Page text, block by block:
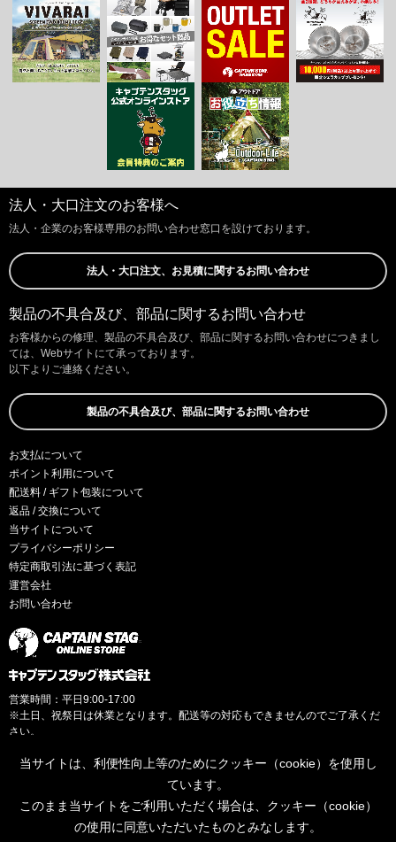
法人・大口注文のお客様へ
法人・企業のお客様専用のお問い合わせ窓口を設けております。
法人・大口注文、お見積に関するお問い合わせ
製品の不具合及び、部品に関するお問い合わせ
お客様からの修理、製品の不具合及び、部品に関するお問い合わせにつきまし
ては、Webサイトにて承っております。
以下よりご連絡ください。
製品の不具合及び、部品に関するお問い合わせ
お支払について
ポイント利用について
配送料 / ギフト包装について
返品 / 交換について
当サイトについて
プライバシーポリシー
特定商取引法に基づく表記
運営会社
お問い合わせ
営業時間：平日9:00-17:00
※土日、祝祭日は休業となります。配送等の対応もできませんのでご了承くだ
さい。
当サイトは、利便性向上等のためにクッキー（cookie）を使用し
ています。
このまま当サイトをご利用いただく場合は、クッキー（cookie）
の使用に同意いただいたものとみなします。